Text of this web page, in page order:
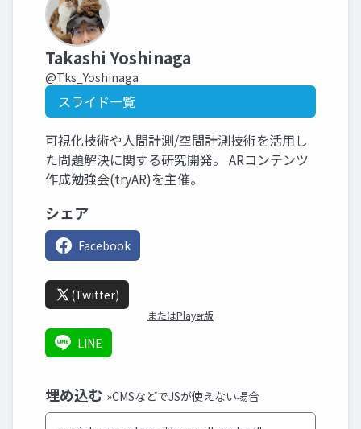
Takashi Yoshinaga
@Tks_Yoshinaga
スライド一覧
可視化技術や人間計測/空間計測技術を活用し
た問題解決に関する研究開発。 ARコンテンツ
作成勉強会(tryAR)を主催。
シェア
Facebook
(Twitter)
またはPlayer版
LINE
埋め込む »CMSなどでJSが使えない場合